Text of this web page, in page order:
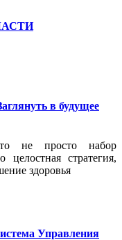
в будущее
не просто набор
целостная стратегия,
здоровья
Управления